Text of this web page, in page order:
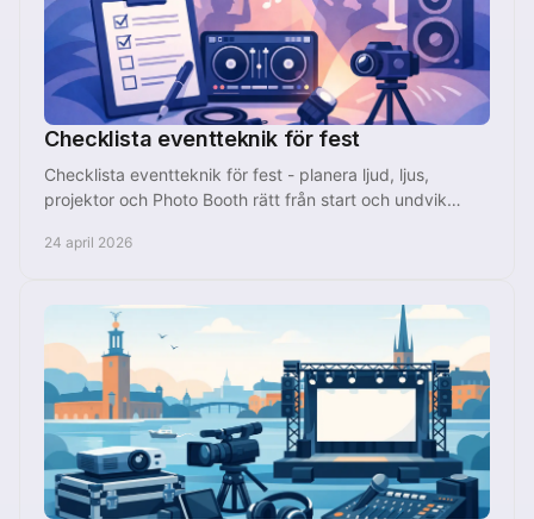
Checklista eventteknik för fest
Checklista eventteknik för fest - planera ljud, ljus,
projektor och Photo Booth rätt från start och undvik
24 april 2026